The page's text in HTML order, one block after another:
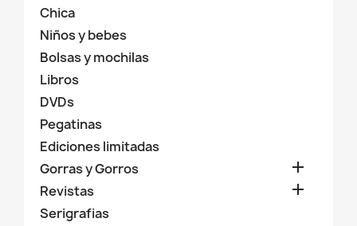
Chica
Niños y bebes
Bolsas y mochilas
Libros
DVDs
Pegatinas
Ediciones limitadas
Gorras y Gorros

Revistas 
Serigrafias